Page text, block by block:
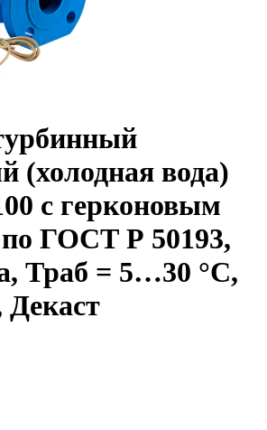
(холодная вода)
с герконовым
ГОСТ Р 50193,
Траб = 5…30 °С,